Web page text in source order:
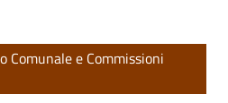
Comunale e Commissioni